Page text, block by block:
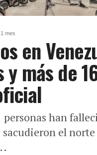
mes
en
más de
han
el norte